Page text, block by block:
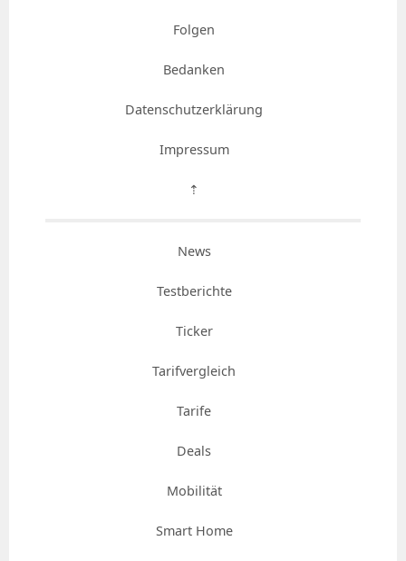
Folgen
Bedanken
Datenschutzerklärung
Impressum
⇡
News
Testberichte
Ticker
Tarifvergleich
Tarife
Deals
Mobilität
Smart Home